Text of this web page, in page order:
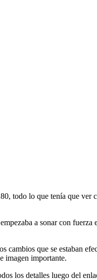
todo lo que tenía que ver
a sonar con fuerza
que se estaban
imagen importante.
los detalles luego del